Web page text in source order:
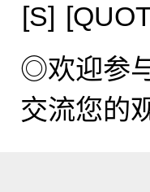
[S]
◎欢迎参
交流您的